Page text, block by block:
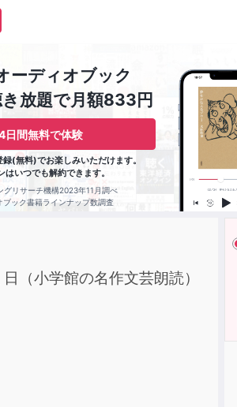
ーディオブック
放題で月額833円
日間無料で体験
(無料)でお楽しみいただけます。
はいつでも解約できます。
グリサーチ機構2023年11月調べ
ブック書籍ラインナップ数調査
（小学館の名作文芸朗読）